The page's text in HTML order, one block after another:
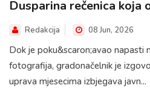
Dusparina rečenica koja
Redakcija 08 Jun, 2026
Dok je poku&scaron;avao napasti
fotografija, gradonačelnik je
uprava mjesecima izbjegava javn...